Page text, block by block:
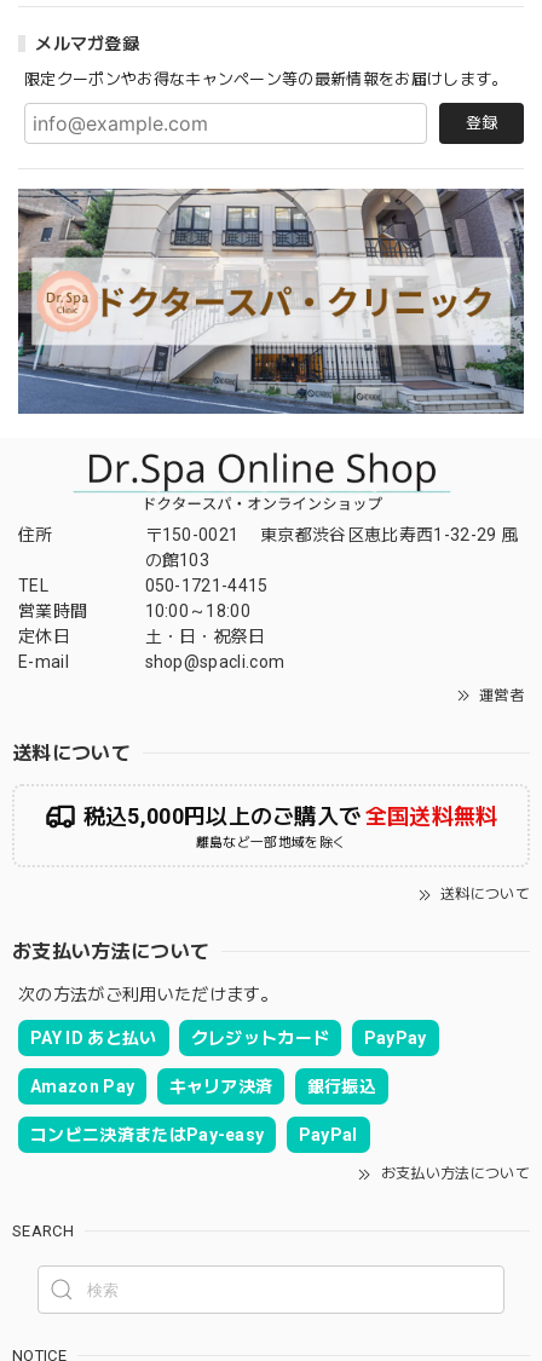
メルマガ登録
限定クーポンやお得なキャンペーン等の最新情報をお届けします。
登録
住所
〒150-0021 東京都渋谷区恵比寿西1-32-29 風
の館103
TEL
050-1721-4415
営業時間
10:00～18:00
定休日
土・日・祝祭日
E-mail
shop@spacli.com
運営者
送料について
税込5,000円以上のご購入で全国送料無料
離島など一部地域を除く
送料について
お支払い方法について
次の方法がご利用いただけます。
PAY ID あと払い クレジットカード PayPay
Amazon Pay キャリア決済 銀行振込
コンビニ決済またはPay-easy PayPal
お支払い方法について
SEARCH
NOTICE